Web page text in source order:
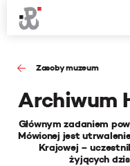
Zasoby muzeum
Archiwum
Głównym zadaniem
Mówionej jest
Krajowej –
żyjących